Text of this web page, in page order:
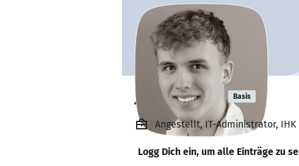
Jurek Böhm Basis
Angestellt, IT-Administrator,
Logg Dich ein, um alle Einträge zu